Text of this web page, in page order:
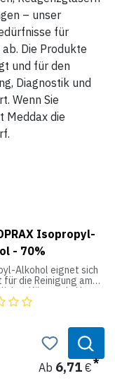
– unser
für
Die Produkte
und für den
Diagnostik und
Wenn Sie
Meddax die
Isopropyl-
- 70%
Alkohol eignet sich
die Reinigung am
Körper als Haut-
Die ein und fünf Liter-
sind beide mit einem
Schraubverschluss
Alkohol vorsichtig
Ab 6,71€